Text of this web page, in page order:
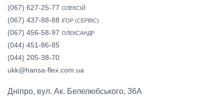
(067) 627-25-77 ОЛЕКСІЙ
(067) 437-88-88 ІГОР (СЕРВІС)
(067) 456-58-97 ОЛЕКСАНДР
(044) 451-86-85
(044) 205-38-70
ukk@hansa-flex.com.ua
Дніпро, вул. Ак. Белелюбського, 36А